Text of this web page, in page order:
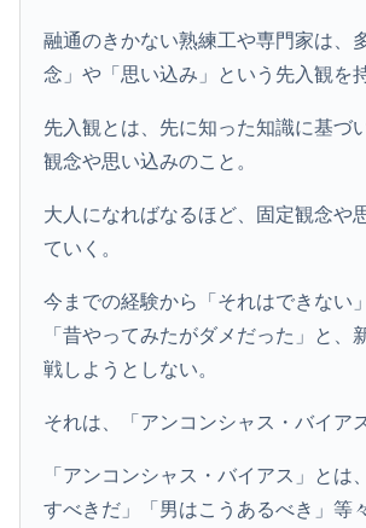
融通のきかない熟練工や専門家は、
念」や「思い込み」という先入観を
先入観とは、先に知った知識に基づ
観念や思い込みのこと。
大人になればなるほど、固定観念や
ていく。
今までの経験から「それはできない
「昔やってみたがダメだった」と、
戦しようとしない。
それは、「アンコンシャス・バイア
「アンコンシャス・バイアス」とは
すべきだ」「男はこうあるべき」等